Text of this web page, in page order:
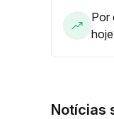
Por
Notícias